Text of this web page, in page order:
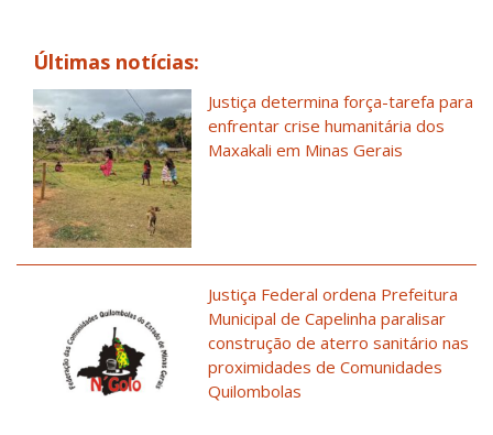
Últimas notícias:
Justiça determina força-tarefa para
enfrentar crise humanitária dos
Maxakali em Minas Gerais
Justiça Federal ordena Prefeitura
Municipal de Capelinha paralisar
construção de aterro sanitário nas
proximidades de Comunidades
Quilombolas